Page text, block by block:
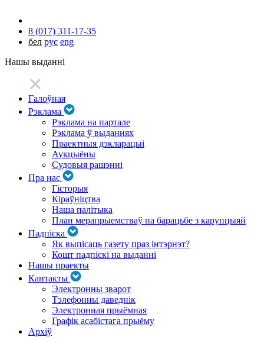
8 (017) 311-17-35
бел рус eng
Нашы выданні
Галоўная
Рэклама
Рэклама на партале
Рэклама ў выданнях
Праектныя дэкларацыі
Аукцыёны
Судовыя рашэнні
Пра нас
Гісторыя
Кіраўніцтва
Наша палітыка
План мерапрыемстваў па барацьбе з карупцыяй
Падпіска
Як выпісаць газету праз інтэрнэт?
Кошт падпіскі на выданні
Нашы праекты
Кантакты
Электронны зварот
Тэлефонны даведнік
Электронная прыёмная
Графік асабістага прыёму
Архіў